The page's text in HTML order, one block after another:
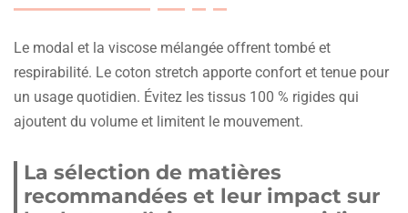
Le modal et la viscose mélangée offrent tombé et
respirabilité. Le coton stretch apporte confort et tenue pour
un usage quotidien. Évitez les tissus 100 % rigides qui
ajoutent du volume et limitent le mouvement.
La sélection de matières
recommandées et leur impact sur